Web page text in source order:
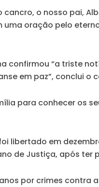
o nosso pai,
oração pelo
confirmou “a triste
em paz”, conclui o
para conhecer os
libertado em
de Justiça, após ter
por crimes